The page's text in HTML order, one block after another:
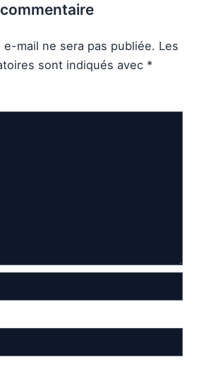
e-mail ne sera pas publiée. Les
sont indiqués avec *